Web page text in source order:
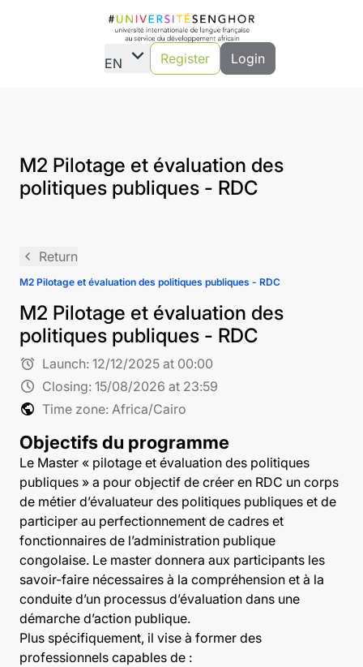
EN expand_more Register Login
M2 Pilotage et évaluation des
politiques publiques - RDC
navigate_before Return
M2 Pilotage et évaluation des politiques publiques - RDC
M2 Pilotage et évaluation des
politiques publiques - RDC
alarm Launch: 12/12/2025 at 00:00
schedule Closing: 15/08/2026 at 23:59
public Time zone: Africa/Cairo
Objectifs du programme
Le Master « pilotage et évaluation des politiques
publiques » a pour objectif de créer en RDC un corps
de métier d’évaluateur des politiques publiques et de
participer au perfectionnement de cadres et
fonctionnaires de l’administration publique
congolaise. Le master donnera aux participants les
savoir-faire nécessaires à la compréhension et à la
conduite d’un processus d’évaluation dans une
démarche d’action publique.
Plus spécifiquement, il vise à former des
professionnels capables de :